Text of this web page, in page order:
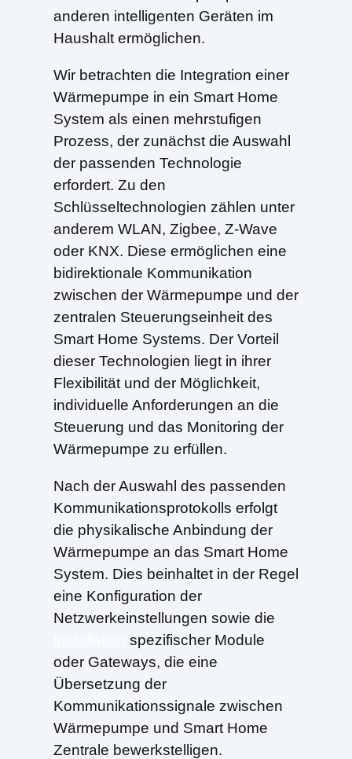
anderen intelligenten Geräten im
Haushalt ermöglichen.
Wir betrachten die Integration einer
Wärmepumpe in ein Smart Home
System als einen mehrstufigen
Prozess, der zunächst die Auswahl
der passenden Technologie
erfordert. Zu den
Schlüsseltechnologien zählen unter
anderem WLAN, Zigbee, Z-Wave
oder KNX. Diese ermöglichen eine
bidirektionale Kommunikation
zwischen der Wärmepumpe und der
zentralen Steuerungseinheit des
Smart Home Systems. Der Vorteil
dieser Technologien liegt in ihrer
Flexibilität und der Möglichkeit,
individuelle Anforderungen an die
Steuerung und das Monitoring der
Wärmepumpe zu erfüllen.
Nach der Auswahl des passenden
Kommunikationsprotokolls erfolgt
die physikalische Anbindung der
Wärmepumpe an das Smart Home
System. Dies beinhaltet in der Regel
eine Konfiguration der
Netzwerkeinstellungen sowie die
spezifischer Module
oder Gateways, die eine
Übersetzung der
Kommunikationssignale zwischen
Wärmepumpe und Smart Home
Zentrale bewerkstelligen.